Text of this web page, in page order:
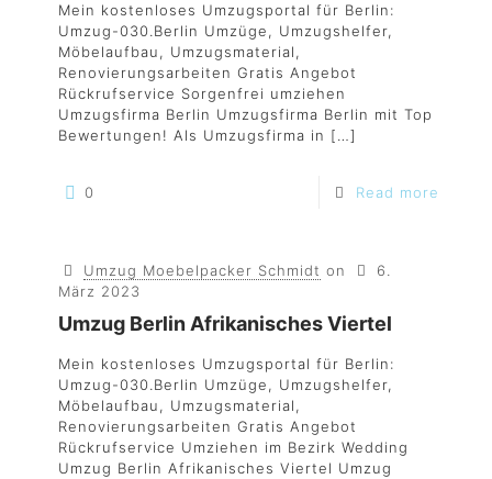
Mein kostenloses Umzugsportal für Berlin:
Umzug-030.Berlin Umzüge, Umzugshelfer,
Möbelaufbau, Umzugsmaterial,
Renovierungsarbeiten Gratis Angebot
Rückrufservice Sorgenfrei umziehen
Umzugsfirma Berlin Umzugsfirma Berlin mit Top
Bewertungen! Als Umzugsfirma in […]
0 Read more
Umzug Moebelpacker Schmidt on
6.
März 2023
Umzug Berlin Afrikanisches Viertel
Mein kostenloses Umzugsportal für Berlin:
Umzug-030.Berlin Umzüge, Umzugshelfer,
Möbelaufbau, Umzugsmaterial,
Renovierungsarbeiten Gratis Angebot
Rückrufservice Umziehen im Bezirk Wedding
Umzug Berlin Afrikanisches Viertel Umzug